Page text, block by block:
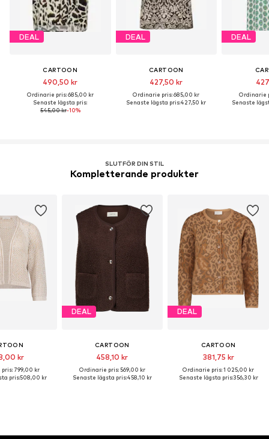
DEAL
CARTOON
490,50 kr
Ordinarie pris: 685,00 kr
Senaste lägsta pris:
545,00 kr-10%
DEAL
CARTOON
427,50 kr
Ordinarie pris: 685,00 kr
Senaste lägsta pris:427,50 kr
DEAL
Ordinarie
Senaste
SLUTFÖR DIN STIL
Kompletterande produkter
kr
799,00 kr
pris:508,00 kr
DEAL
CARTOON
458,10 kr
Ordinarie pris: 569,00 kr
Senaste lägsta pris:458,10 kr
DEAL
CARTOON
381,75 kr
Ordinarie pris: 1 025,00 kr
Senaste lägsta pris:356,30 kr